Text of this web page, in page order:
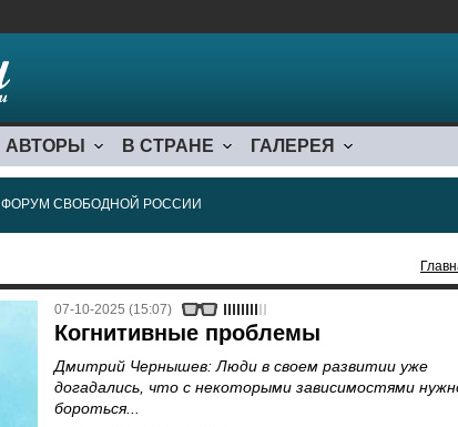
АВТОРЫ В СТРАНЕ ГАЛЕРЕЯ
ФОРУМ СВОБОДНОЙ РОССИИ
07-10-2025 (15:07)
Когнитивные проблемы
Дмитрий Чернышев: Люди в своем развитии уже
догадались, что с некоторыми зависимостями
бороться...